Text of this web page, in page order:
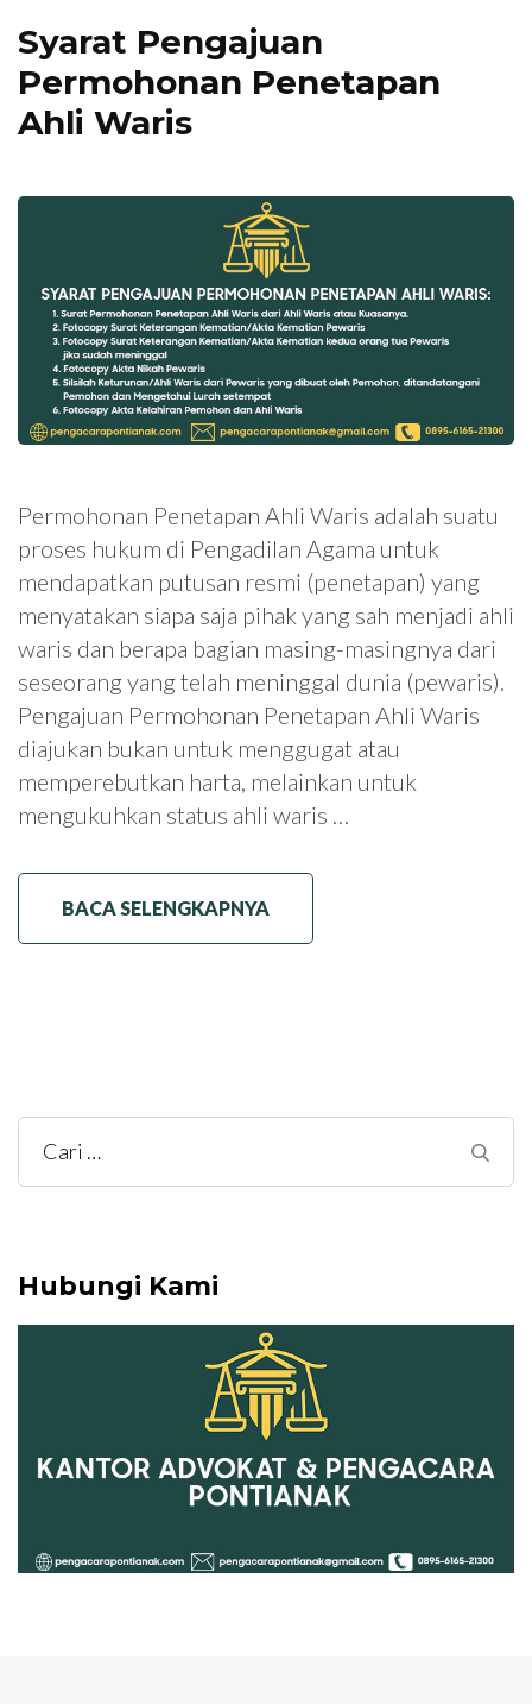
Syarat Pengajuan
Permohonan Penetapan
Ahli Waris
Permohonan Penetapan Ahli Waris adalah suatu
proses hukum di Pengadilan Agama untuk
mendapatkan putusan resmi (penetapan) yang
menyatakan siapa saja pihak yang sah menjadi ahli
waris dan berapa bagian masing-masingnya dari
seseorang yang telah meninggal dunia (pewaris).
Pengajuan Permohonan Penetapan Ahli Waris
diajukan bukan untuk menggugat atau
memperebutkan harta, melainkan untuk
mengukuhkan status ahli waris …
BACA SELENGKAPNYA
Cari
untuk:
Hubungi Kami